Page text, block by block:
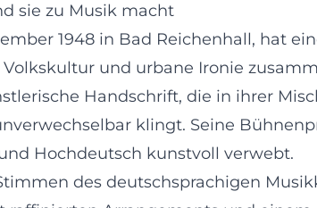
sie zu Musik macht
1948 in Bad Reichenhall, hat
und urbane Ironie
Handschrift, die in ihrer
klingt. Seine
Hochdeutsch kunstvoll verwebt.
des deutschsprachigen